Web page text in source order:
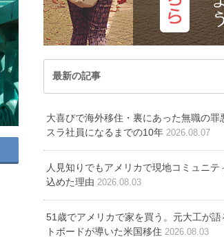
オーストラリア
トンガ
ニュージーランド
パラオ共和国
住は魅力満載！在住者が明かす
理由
ブールを留学先に選ぶ8つの理由
すめの仕事の探し方と３つの
ンブールの生活費を全公開！知
い７項目（家賃、食費等）
最新の記事
大喜びで海外移住・裏にあった無職の罪
スラ社員になるまでの10年 2026.08.07
人見知りでもアメリカで現地コミュニテ
込めた理由 2026.08.03
51歳でアメリカで家を買う。元大工が語
トボードが導いた米国移住 2026.08.03